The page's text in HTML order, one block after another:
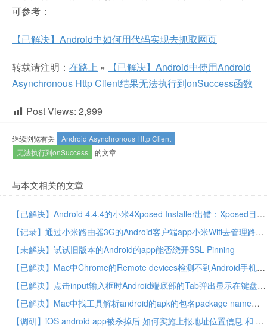
可参考：
【已解决】Android中如何用代码实现去抓取网页
转载请注明： 在路上 »
【已解决】Android中使用Android
Asynchronous Http Client结果无法执行到onSuccess函数
Post Views: 2,999
继续浏览有关
Android Asynchronous Http Client
无法执行到onSuccess
的文章
与本文相关的文章
【已解决】Android 4.4.4的小米4Xposed Installer出错：Xposed目前不兼容Android SDK版本19或您的处理器架构armeabi-v7a
【记录】通过小米路由器3G的Android客户端app小米Wifi去管理路由器
【未解决】试试旧版本的Android的app能否绕开SSL Pinning
【已解决】Mac中Chrome的Remote devices检测不到Android手机锤子M1L
【已解决】点击input输入框时Android端底部的Tab弹出显示在键盘上方
【已解决】Mac中找工具解析android的apk的包名package name
【调研】iOS android app被杀掉后 如何实施上报地址位置信息 和 离线推送